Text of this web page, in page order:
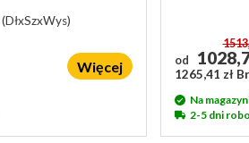
(DłxSzxWys)
Więcej od
1265,41 zł
Na
2-5 dni